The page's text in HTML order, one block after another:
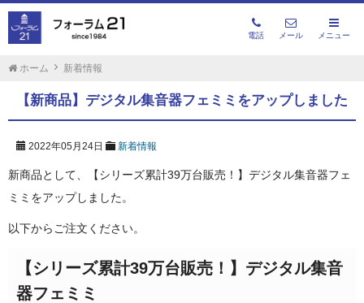
電話 メール メニュー
ホーム 新着情報
【新商品】デジタル集音器フェミミをアップしました
2022年05月24日 新着情報
新商品として、【シリーズ累計39万台販売！】デジタル集音器フェ
ミミをアップしました。
以下からご注文ください。
【シリーズ累計39万台販売！】デジタル集音
器フェミミ